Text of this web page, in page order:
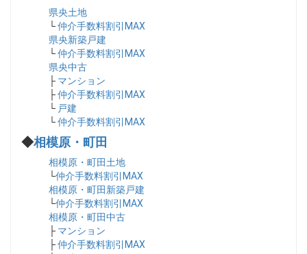
県央土地
└仲介手数料割引MAX
県央新築戸建
└仲介手数料割引MAX
県央中古
├ マンション
├仲介手数料割引MAX
└ 戸建
└仲介手数料割引MAX
◆相模原・町田
相模原・町田土地
└仲介手数料割引MAX
相模原・町田新築戸建
└仲介手数料割引MAX
相模原・町田中古
├ マンション
├仲介手数料割引MAX